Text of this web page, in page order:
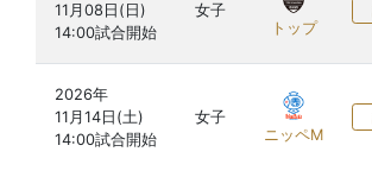
11月08日(日)
女子
トップ
2026年
11月14日(土)
女子
ニッペM